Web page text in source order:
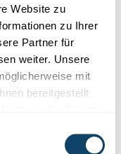
Website zu
zu Ihrer
Partner für
weiter. Unsere
mit
bereitgestellt